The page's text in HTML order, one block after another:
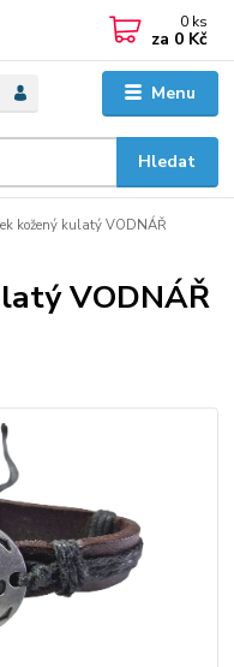
Menu
Hledat
0 ks
za 0 Kč
kožený kulatý VODNÁŘ
VODNÁŘ